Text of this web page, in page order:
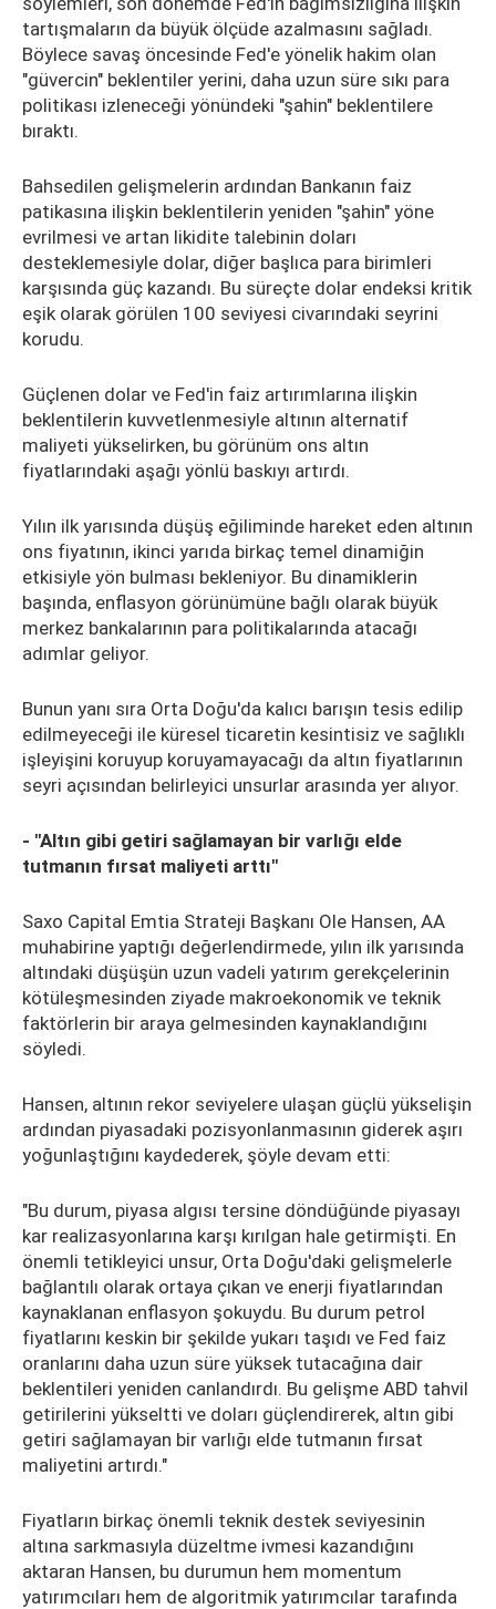
tartışmaların da büyük ölçüde azalmasını sağladı.
Böylece savaş öncesinde Fed'e yönelik hakim olan
"güvercin" beklentiler yerini, daha uzun süre sıkı para
politikası izleneceği yönündeki "şahin" beklentilere
bıraktı.
Bahsedilen gelişmelerin ardından Bankanın faiz
patikasına ilişkin beklentilerin yeniden "şahin" yöne
evrilmesi ve artan likidite talebinin doları
desteklemesiyle dolar, diğer başlıca para birimleri
karşısında güç kazandı. Bu süreçte dolar endeksi kritik
eşik olarak görülen 100 seviyesi civarındaki seyrini
korudu.
Güçlenen dolar ve Fed'in faiz artırımlarına ilişkin
beklentilerin kuvvetlenmesiyle altının alternatif
maliyeti yükselirken, bu görünüm ons altın
fiyatlarındaki aşağı yönlü baskıyı artırdı.
Yılın ilk yarısında düşüş eğiliminde hareket eden altının
ons fiyatının, ikinci yarıda birkaç temel dinamiğin
etkisiyle yön bulması bekleniyor. Bu dinamiklerin
başında, enflasyon görünümüne bağlı olarak büyük
merkez bankalarının para politikalarında atacağı
adımlar geliyor.
Bunun yanı sıra Orta Doğu'da kalıcı barışın tesis edilip
edilmeyeceği ile küresel ticaretin kesintisiz ve sağlıklı
işleyişini koruyup koruyamayacağı da altın fiyatlarının
seyri açısından belirleyici unsurlar arasında yer alıyor.
- "Altın gibi getiri sağlamayan bir varlığı elde
tutmanın fırsat maliyeti arttı"
Saxo Capital Emtia Strateji Başkanı Ole Hansen, AA
muhabirine yaptığı değerlendirmede, yılın ilk yarısında
altındaki düşüşün uzun vadeli yatırım gerekçelerinin
kötüleşmesinden ziyade makroekonomik ve teknik
faktörlerin bir araya gelmesinden kaynaklandığını
söyledi.
Hansen, altının rekor seviyelere ulaşan güçlü yükselişin
ardından piyasadaki pozisyonlanmasının giderek aşırı
yoğunlaştığını kaydederek, şöyle devam etti:
"Bu durum, piyasa algısı tersine döndüğünde piyasayı
kar realizasyonlarına karşı kırılgan hale getirmişti. En
önemli tetikleyici unsur, Orta Doğu'daki gelişmelerle
bağlantılı olarak ortaya çıkan ve enerji fiyatlarından
kaynaklanan enflasyon şokuydu. Bu durum petrol
fiyatlarını keskin bir şekilde yukarı taşıdı ve Fed faiz
oranlarını daha uzun süre yüksek tutacağına dair
beklentileri yeniden canlandırdı. Bu gelişme ABD tahvil
getirilerini yükseltti ve doları güçlendirerek, altın gibi
getiri sağlamayan bir varlığı elde tutmanın fırsat
maliyetini artırdı."
Fiyatların birkaç önemli teknik destek seviyesinin
altına sarkmasıyla düzeltme ivmesi kazandığını
aktaran Hansen, bu durumun hem momentum
yatırımcıları hem de algoritmik yatırımcılar tarafında